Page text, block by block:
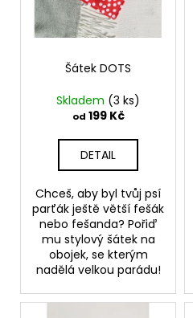
Šátek DOTS
Skladem (3 ks)
od 199 Kč
DETAIL
Chceš, aby byl tvůj psí
parťák ještě větší fešák
nebo fešanda? Pořiď
mu stylový šátek na
obojek, se kterým
nadělá velkou parádu!
HLEDAT
p
o